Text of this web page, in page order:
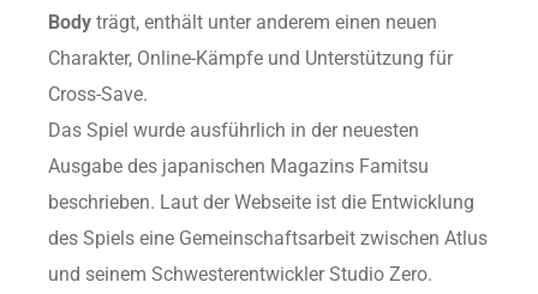
Body trägt, enthält unter anderem einen neuen
Charakter, Online-Kämpfe und Unterstützung für
Cross-Save.
Das Spiel wurde ausführlich in der neuesten
Ausgabe des japanischen Magazins Famitsu
beschrieben. Laut der Webseite ist die Entwicklung
des Spiels eine Gemeinschaftsarbeit zwischen Atlus
und seinem Schwesterentwickler Studio Zero.